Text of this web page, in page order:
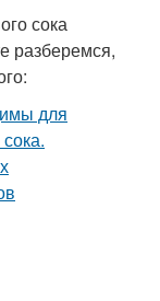
сока
разберемся,